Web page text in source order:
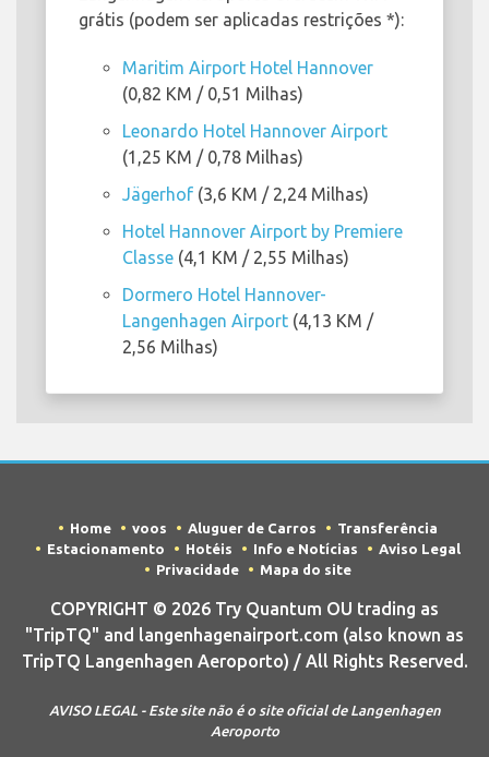
grátis (podem ser aplicadas restrições *):
Maritim Airport Hotel Hannover
(0,82 KM / 0,51 Milhas)
Leonardo Hotel Hannover Airport
(1,25 KM / 0,78 Milhas)
Jägerhof (3,6 KM / 2,24 Milhas)
Hotel Hannover Airport by Premiere
Classe (4,1 KM / 2,55 Milhas)
Dormero Hotel Hannover-
Langenhagen Airport (4,13 KM /
2,56 Milhas)
Home voos Aluguer de Carros
Transferência
Estacionamento
Hotéis Info e Notícias
Aviso Legal
Privacidade
Mapa do site
COPYRIGHT © 2026 Try Quantum OU trading as
"TripTQ" and langenhagenairport.com (also known as
TripTQ Langenhagen Aeroporto) / All Rights Reserved.
AVISO LEGAL - Este site não é o site oficial de Langenhagen
Aeroporto